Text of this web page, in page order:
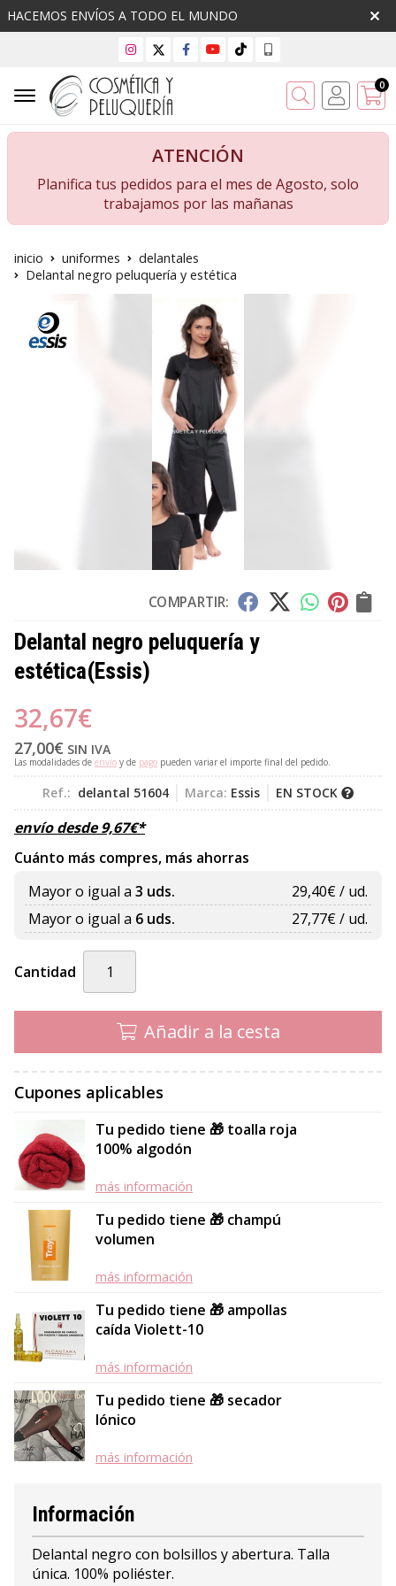
HACEMOS ENVÍOS A TODO EL MUNDO
Buscar 0
ATENCIÓN
Planifica tus pedidos para el mes de Agosto, solo
trabajamos por las mañanas
inicio uniformes
delantales
Delantal negro peluquería y estética
COMPARTIR:
Delantal negro peluquería y
estética(Essis)
32,67€
27,00€ SIN IVA
Las modalidades de envío y de pago pueden variar el importe final del pedido.
Ref.: delantal 51604 Marca: Essis EN STOCK
envío desde9,67€*
Cuánto más compres, más ahorras
Mayor o igual a 3 uds. 29,40€ / ud.
Mayor o igual a 6 uds. 27,77€ / ud.
Cantidad
Añadir a la cesta
Cupones aplicables
Tu pedido tiene 🎁 toalla roja
100% algodón
más información
Tu pedido tiene 🎁 champú
volumen
más información
Tu pedido tiene 🎁 ampollas
caída Violett-10
más información
Tu pedido tiene 🎁 secador
Iónico
más información
Información
Delantal negro con bolsillos y abertura. Talla
única. 100% poliéster.